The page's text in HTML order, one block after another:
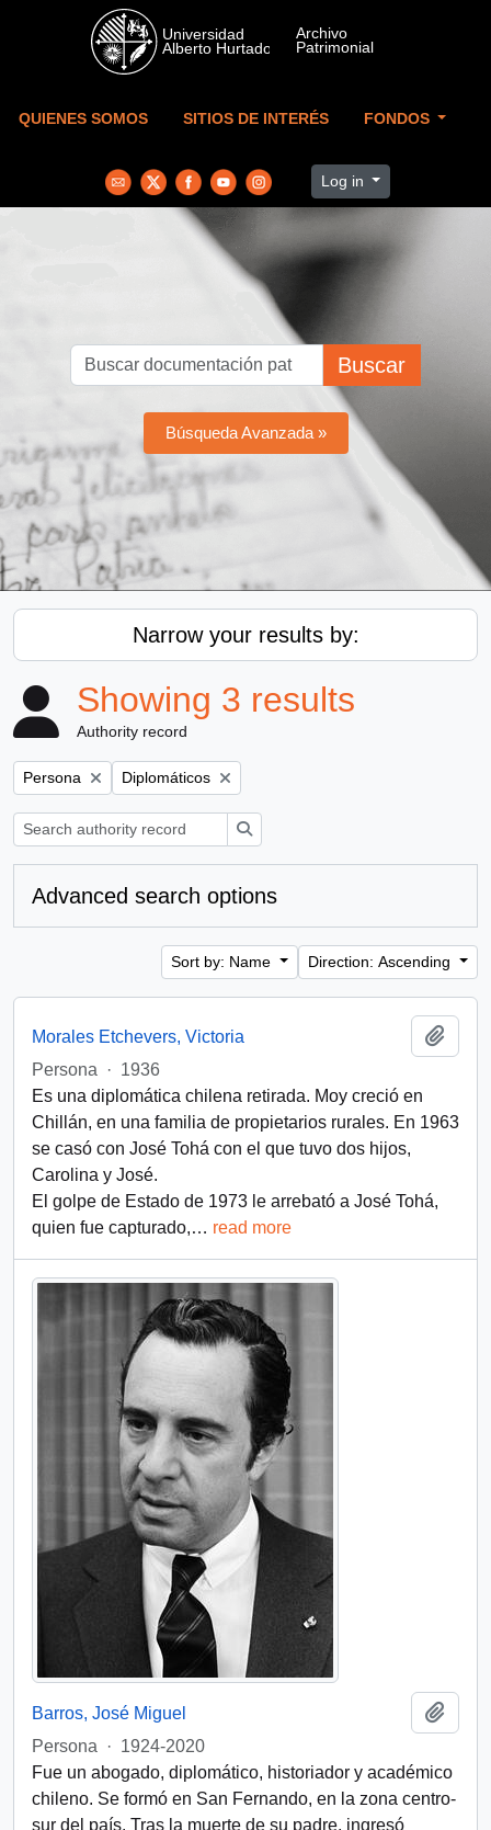
Skip to main content
QUIENES SOMOS SITIOS DE INTERÉS FONDOS
Log in
Buscar
Búsqueda Avanzada »
Narrow your results by:
Showing 3 results
Authority record
Remove filter:
Persona Remove filter:
Diplomáticos
Advanced search options
Sort by: Name Direction: Ascending
Morales Etchevers, Victoria
Persona
· 1936
Es una diplomática chilena retirada. Moy creció en
Chillán, en una familia de propietarios rurales. En 1963
se casó con José Tohá con el que tuvo dos hijos,
Carolina y José.
El golpe de Estado de 1973 le arrebató a José Tohá,
quien fue capturado,… read more
Barros, José Miguel
Persona
· 1924-2020
Fue un abogado, diplomático, historiador y académico
chileno. Se formó en San Fernando, en la zona centro-
sur del país. Tras la muerte de su padre, ingresó